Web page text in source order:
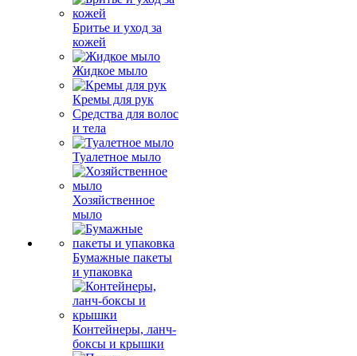
Бритье и уход за
кожей
Жидкое мыло
Кремы для рук
Средства для волос
и тела
Туалетное мыло
Хозяйственное
мыло
Бумажные пакеты
и упаковка
Контейнеры, ланч-
боксы и крышки